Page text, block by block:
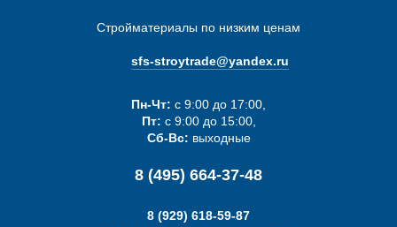
Стройматериалы по низким ценам
sfs-stroytrade@yandex.ru
Пн-Чт: с 9:00 до 17:00,
Пт: с 9:00 до 15:00,
Сб-Вс: выходные
8 (495) 664-37-48
8 (929) 618-59-87